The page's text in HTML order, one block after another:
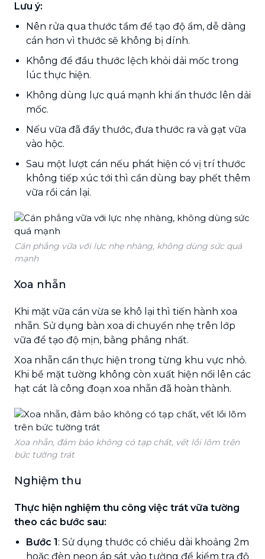
Lưu ý:
Nên rửa qua thước tầm để tạo độ ẩm, dễ dàng
cán hơn vì thước sẽ không bị dính.
Không để đầu thước lệch khỏi dải mốc trong
lúc thực hiện.
Không dùng lực quá mạnh khi ấn thước lên dải
mốc.
Nếu vữa đã đầy thước, đưa thước ra và gạt vữa
vào hộc.
Sau một lượt cán nếu phát hiện có vị trí thước
không tiếp xúc tới thì cần dùng bay phết thêm
vữa rồi cán lại.
Cán phẳng vữa với lực nhẹ nhàng, không dùng sức quá
mạnh
Xoa nhẵn
Khi mặt vữa cán vừa se khô lại thì tiến hành xoa
nhẵn. Sử dụng bàn xoa di chuyển nhẹ trên lớp
vữa để tạo độ mịn, bằng phẳng nhất.
Xoa nhẵn cần thực hiện trong từng khu vực nhỏ.
Khi bề mặt tường không còn xuất hiện nổi lên các
hạt cát là công đoạn xoa nhẵn đã hoàn thành.
Xoa nhẵn, đảm bảo không có tạp chất, vết lồi lõm trên
bức tường trát
Nghiệm thu
Thực hiện nghiệm thu công việc trát vữa tường
theo các bước sau:
Bước 1: Sử dụng thước có chiều dài khoảng 2m
hoặc đèn neon áp sát vào tường để kiểm tra độ